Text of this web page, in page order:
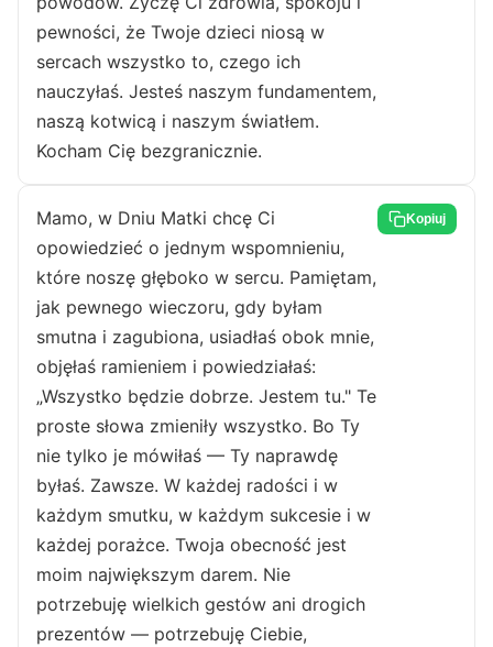
pewności, że Twoje dzieci niosą w
sercach wszystko to, czego ich
nauczyłaś. Jesteś naszym fundamentem,
naszą kotwicą i naszym światłem.
Kocham Cię bezgranicznie.
Mamo, w Dniu Matki chcę Ci
opowiedzieć o jednym wspomnieniu,
które noszę głęboko w sercu. Pamiętam,
jak pewnego wieczoru, gdy byłam
smutna i zagubiona, usiadłaś obok mnie,
objęłaś ramieniem i powiedziałaś:
„Wszystko będzie dobrze. Jestem tu." Te
proste słowa zmieniły wszystko. Bo Ty
nie tylko je mówiłaś — Ty naprawdę
byłaś. Zawsze. W każdej radości i w
każdym smutku, w każdym sukcesie i w
każdej porażce. Twoja obecność jest
moim największym darem. Nie
potrzebuję wielkich gestów ani drogich
prezentów — potrzebuję Ciebie,
Kopiuj